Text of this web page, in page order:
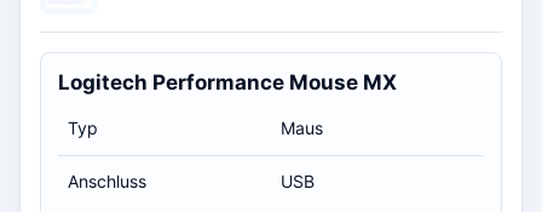
Logitech Performance Mouse MX
Typ Maus
Anschluss USB